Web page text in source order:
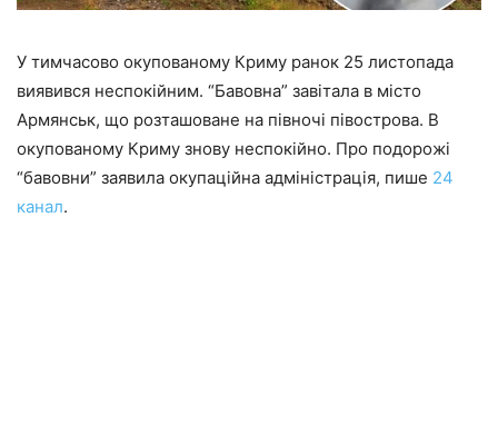
У тимчасово окупованому Криму ранок 25 листопада
виявився неспокійним. “Бавовна” завітала в місто
Армянськ, що розташоване на півночі півострова. В
окупованому Криму знову неспокійно. Про подорожі
“бавовни” заявила окупаційна адміністрація, пише 24
канал.